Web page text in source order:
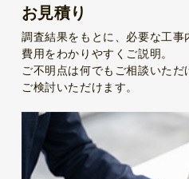
お見積り
調査結果をもとに、必要な工事
費用をわかりやすくご説明。
ご不明点は何でもご相談いただ
ご検討いただけます。